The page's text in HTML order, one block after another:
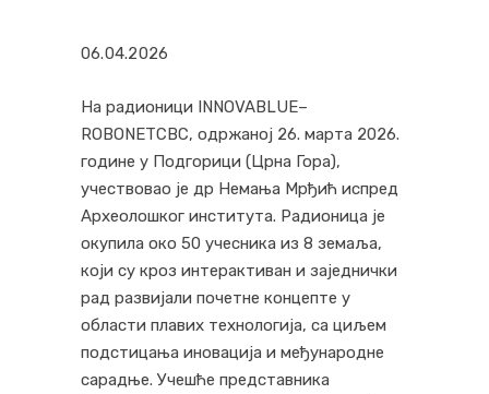
06.04.2026
На радионици INNOVABLUE–
ROBONETCBC, одржаној 26. марта 2026.
године у Подгорици (Црна Гора),
учествовао је др Немања Мрђић испред
Археолошког института. Радионица је
окупила око 50 учесника из 8 земаља,
који су кроз интерактиван и заједнички
рад развијали почетне концепте у
области плавих технологија, са циљем
подстицања иновација и међународне
сарадње. Учешће представника